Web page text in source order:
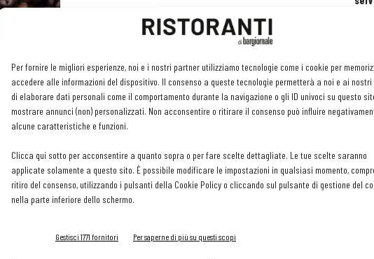
Per fornire le migliori esperienze, noi e i nostri partner utilizziamo tecnologie come i cookie per
accedere alle informazioni del dispositivo. Il consenso a queste tecnologie permetterà a noi e ai
di elaborare dati personali come il comportamento durante la navigazione o gli ID univoci su questo
mostrare annunci (non) personalizzati. Non acconsentire o ritirare il consenso può influire
alcune caratteristiche e funzioni.
Clicca qui sotto per acconsentire a quanto sopra o per fare scelte dettagliate. Le tue scelte saranno
applicate solamente a questo sito. È possibile modificare le impostazioni in qualsiasi momento,
ritiro del consenso, utilizzando i pulsanti della Cookie Policy o cliccando sul pulsante di gestione del
nella parte inferiore dello schermo.
Gestisci 1771 fornitori Per saperne di più su questi scopi
o
e
29